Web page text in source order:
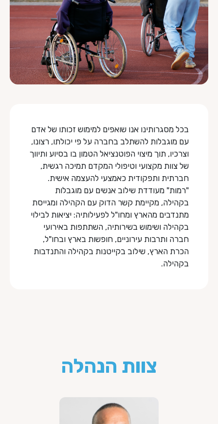
בכל מסגרותינו אנו שואפים למימוש זכותו של אדם
עם מוגבלות להשתלב בחברה על פי יכולתו, רצונו,
וצרכיו, תוך מיצוי הפוטנציאל הטמון בו בסיוע ותיווך
של צוות מקצועי וטיפולי המקדם תמיכה רגשית,
חברתית ותפקודית כאמצעי להעצמה אישית.
"רמות" מעודדת שילוב אנשים עם מוגבלות
בקהילה, מקיימת קשר הדוק עם הקהילה ומגייסת
מתנדבים מהארץ ומחו"ל לפעילותיה: יציאות לבילוי
בקהילה ושימוש בשירותיה, השתתפות באירועי
חברה ותרבות עירוניים, חופשות בארץ ובחו"ל,
הכרת הארץ, שילוב בקייטנות בקהילה והתנדבות
בקהילה.
צוות הנהלה